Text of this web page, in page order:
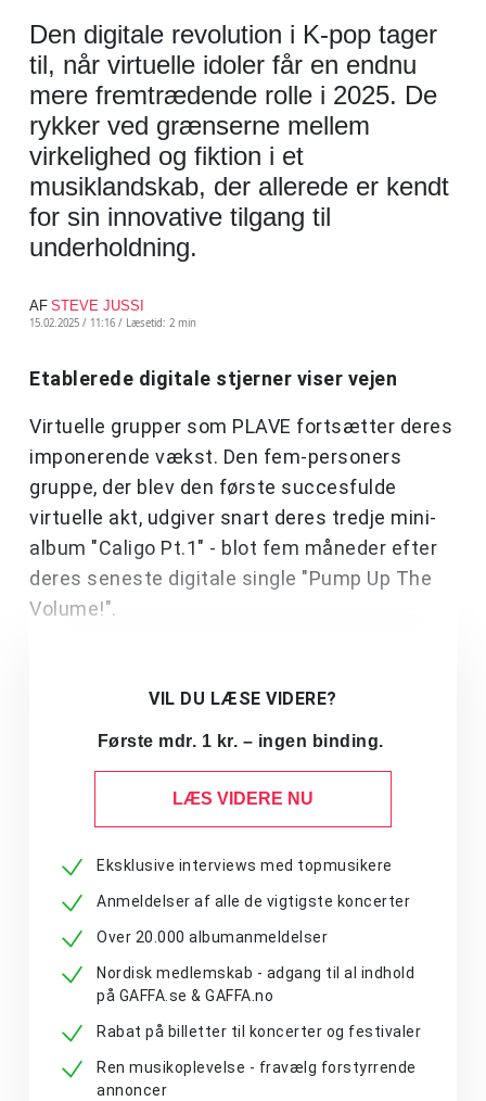
Den digitale revolution i K-pop tager
til, når virtuelle idoler får en endnu
mere fremtrædende rolle i 2025. De
rykker ved grænserne mellem
virkelighed og fiktion i et
musiklandskab, der allerede er kendt
for sin innovative tilgang til
underholdning.
AF STEVE JUSSI
15.02.2025 / 11:16 / Læsetid: 2 min
Etablerede digitale stjerner viser vejen
Virtuelle grupper som PLAVE fortsætter deres
imponerende vækst. Den fem-personers
gruppe, der blev den første succesfulde
virtuelle akt, udgiver snart deres tredje mini-
album "Caligo Pt.1" - blot fem måneder efter
deres seneste digitale single "Pump Up The
Volume!".
VIL DU LÆSE VIDERE?
Første mdr. 1 kr. – ingen binding.
LÆS VIDERE NU
Eksklusive interviews med topmusikere
Anmeldelser af alle de vigtigste koncerter
Over 20.000 albumanmeldelser
Nordisk medlemskab - adgang til al indhold
på GAFFA.se & GAFFA.no
Rabat på billetter til koncerter og festivaler
Ren musikoplevelse - fravælg forstyrrende
annoncer